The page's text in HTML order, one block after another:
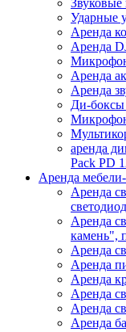
Ударные
Аренда
Аренда
Аренда
Аренда
Ди-боксы
аренда
Pack PD
Аренда
Аренда
Аренда
камень",
Аренда
Аренда
Аренда
Аренда
Аренда
Аренда